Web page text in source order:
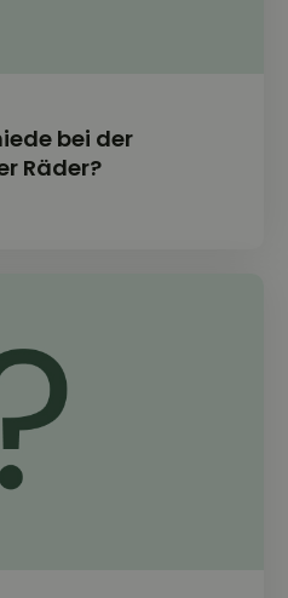
bei der
Räder?